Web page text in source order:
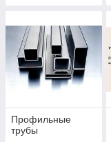
Профильные
трубы